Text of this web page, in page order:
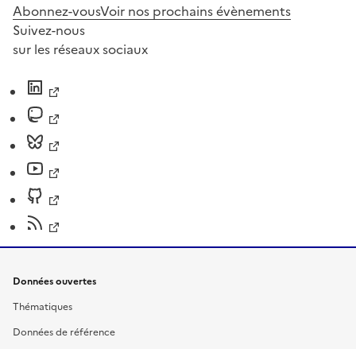
Abonnez-vousVoir nos prochains évènements
Suivez-nous
sur les réseaux sociaux
Données ouvertes
Thématiques
Données de référence